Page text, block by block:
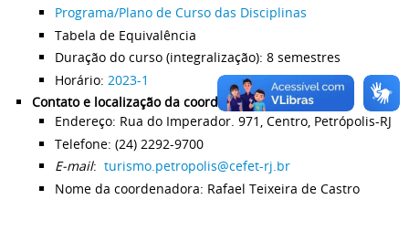
Programa/Plano de Curso das Disciplinas
Tabela de Equivalência
Duração do curso (integralização): 8 semestres
Horário: 2023-1
Contato e localização da coordenação do curso:
Endereço: Rua do Imperador. 971, Centro, Petrópolis-RJ
Telefone: (24) 2292-9700
E-mail: turismo.petropolis@cefet-rj.br
Nome da coordenadora: Rafael Teixeira de Castro